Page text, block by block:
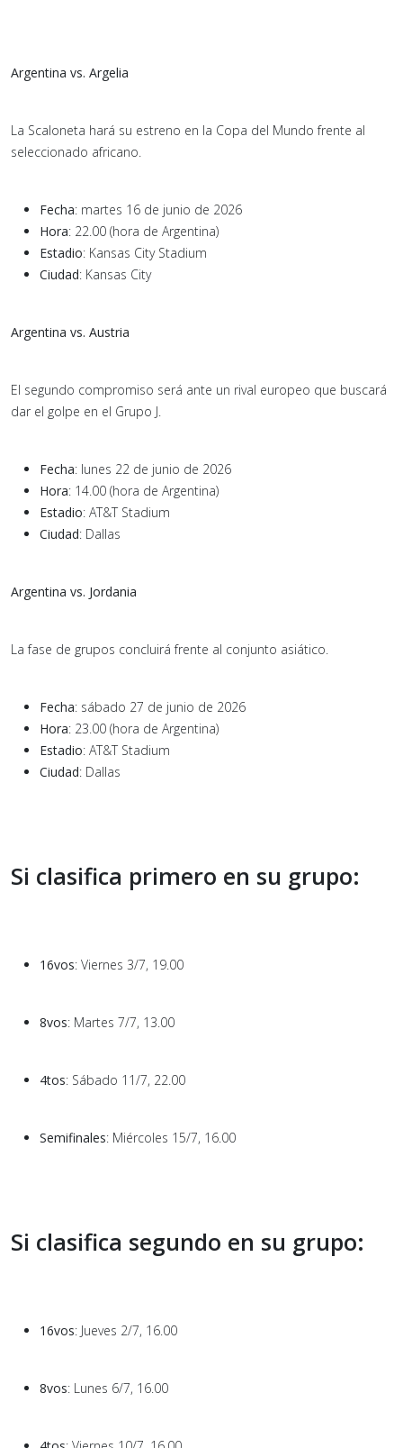
Argentina vs. Argelia
La Scaloneta hará su estreno en la Copa del Mundo frente al
seleccionado africano.
Fecha: martes 16 de junio de 2026
Hora: 22.00 (hora de Argentina)
Estadio: Kansas City Stadium
Ciudad: Kansas City
Argentina vs. Austria
El segundo compromiso será ante un rival europeo que buscará
dar el golpe en el Grupo J.
Fecha: lunes 22 de junio de 2026
Hora: 14.00 (hora de Argentina)
Estadio: AT&T Stadium
Ciudad: Dallas
Argentina vs. Jordania
La fase de grupos concluirá frente al conjunto asiático.
Fecha: sábado 27 de junio de 2026
Hora: 23.00 (hora de Argentina)
Estadio: AT&T Stadium
Ciudad: Dallas
Si clasifica primero en su grupo:
16vos: Viernes 3/7, 19.00
8vos: Martes 7/7, 13.00
4tos: Sábado 11/7, 22.00
Semifinales: Miércoles 15/7, 16.00
Si clasifica segundo en su grupo:
16vos: Jueves 2/7, 16.00
8vos: Lunes 6/7, 16.00